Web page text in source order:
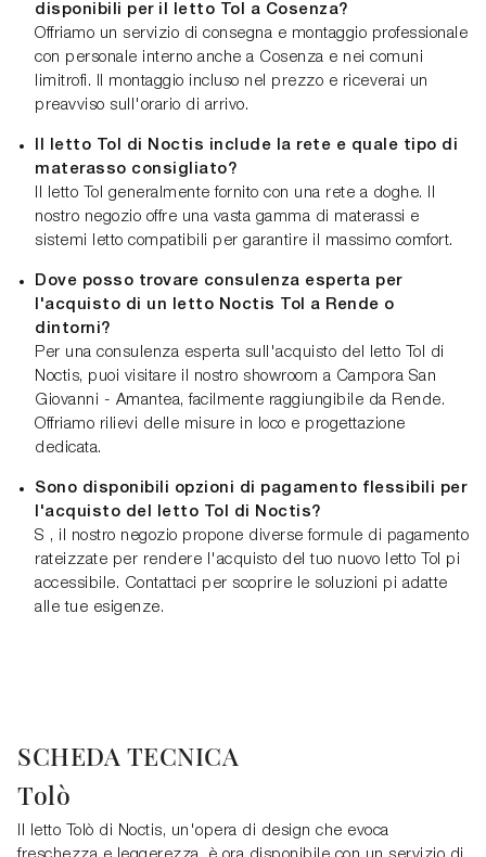
disponibili per il letto Tol a Cosenza?
Offriamo un servizio di consegna e montaggio professionale
con personale interno anche a Cosenza e nei comuni
limitrofi. Il montaggio incluso nel prezzo e riceverai un
preavviso sull'orario di arrivo.
Il letto Tol di Noctis include la rete e quale tipo di
materasso consigliato?
Il letto Tol generalmente fornito con una rete a doghe. Il
nostro negozio offre una vasta gamma di materassi e
sistemi letto compatibili per garantire il massimo comfort.
Dove posso trovare consulenza esperta per
l'acquisto di un letto Noctis Tol a Rende o
dintorni?
Per una consulenza esperta sull'acquisto del letto Tol di
Noctis, puoi visitare il nostro showroom a Campora San
Giovanni - Amantea, facilmente raggiungibile da Rende.
Offriamo rilievi delle misure in loco e progettazione
dedicata.
Sono disponibili opzioni di pagamento flessibili per
l'acquisto del letto Tol di Noctis?
S , il nostro negozio propone diverse formule di pagamento
rateizzate per rendere l'acquisto del tuo nuovo letto Tol pi
accessibile. Contattaci per scoprire le soluzioni pi adatte
alle tue esigenze.
SCHEDA TECNICA
Tolò
Il letto Tolò di Noctis, un'opera di design che evoca